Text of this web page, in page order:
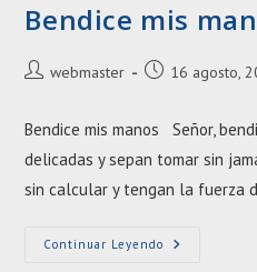
Bendice mis
Autor
entrada:
webmaster
Entrada16 agosto,
Bendice mis manos Señor,
delicadas y sepan tomar sin
sin calcular y tengan la fuerza
Continuar Leyendo Bendice